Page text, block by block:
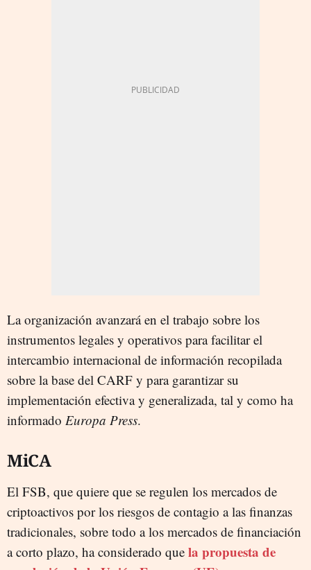
La organización avanzará en el trabajo sobre los
instrumentos legales y operativos para facilitar el
intercambio internacional de información recopilada
sobre la base del CARF y para garantizar su
implementación efectiva y generalizada, tal y como ha
informado Europa Press.
MiCA
El FSB, que quiere que se regulen los mercados de
criptoactivos por los riesgos de contagio a las finanzas
tradicionales, sobre todo a los mercados de financiación
a corto plazo, ha considerado que la propuesta de